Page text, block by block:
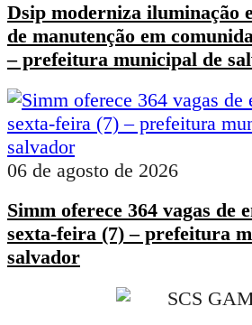
Dsip moderniza iluminação
de manutenção em
– prefeitura municipal de
06 de agosto de 2026
Simm oferece 364 vagas de
sexta-feira (7) – prefeitura
salvador